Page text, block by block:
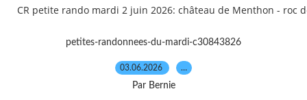
CR petite rando mardi 2 juin 2026: château de Menthon - roc
petites-randonnees-du-mardi-c30843826
03.06.2026 …
Par Bernie